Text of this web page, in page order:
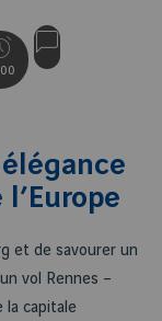
et de savourer un
vol Rennes –
la capitale